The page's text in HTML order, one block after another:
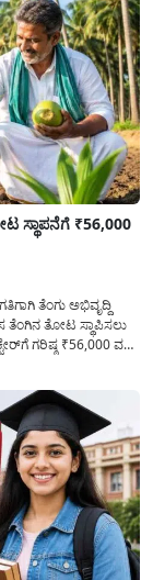
ಸ್ಥಾಪನೆಗೆ ₹56,000
ತೆಂಗು ಅಭಿವೃದ್ದಿ
ತೋಟ ಸ್ಥಾಪಿಸಲು
ಗರಿಷ್ಠ ₹56,000 ವರೆಗೆ